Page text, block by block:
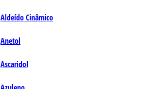
Aldeído Cinâmico
Anetol
Ascaridol